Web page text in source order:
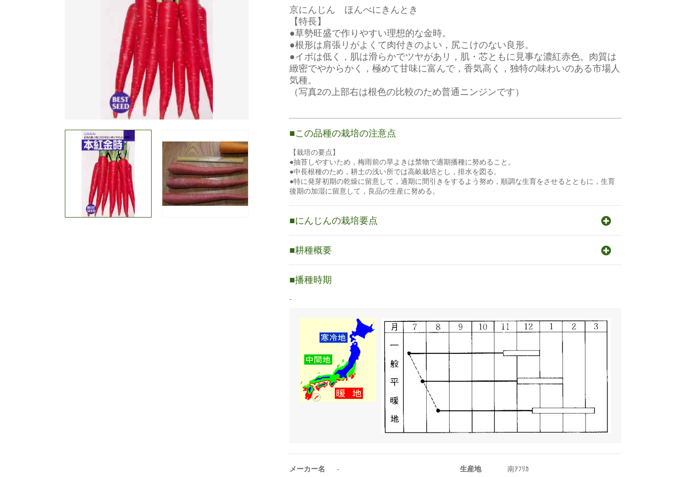
京にんじん ほんべにきんとき
【特長】
●草勢旺盛で作りやすい理想的な金時。
●根形は肩張リがよくて肉付きのよい，尻こけのない良形。
●イボは低く，肌は滑らかでツヤがあリ，肌・芯ともに見事な濃紅赤色。肉質は
緻密でやからかく，極めて甘味に富んで，香気高く，独特の味わいのある市場人
気種。
（写真2の上部右は根色の比較のため普通ニンジンです）
この品種の栽培の注意点
【栽培の要点】
●抽苔しやすいため，梅雨前の旱よきは禁物で適期播種に努めること。
●中長根種のため，耕土の浅い所では高畝栽培とし，排水を図る。
●特に発芽初期の乾燥に留意して，適期に間引きをするよう努め，順調な生育をさせるとともに，生育
後期の加湿に留意して，良品の生産に努める。
にんじんの栽培要点
〇発芽適温15〜25℃
〇春まきの場合トウ立ちの危険があるので、品種の選定に留意する。
耕種概要
2〜4条 株間（cm） 8〜12cm
3000〜6000株 1m²当たり株数 30〜60株
1a当たり播種量 1m²当たり播種量 0.6〜1ml
1a当たり播種量
1.05万〜2.5万粒
1m²当たり播種量
（粒数）
105〜250粒
3500〜5000粒
播種時期
-
メーカー名 - 生産地 南ｱﾌﾘｶ